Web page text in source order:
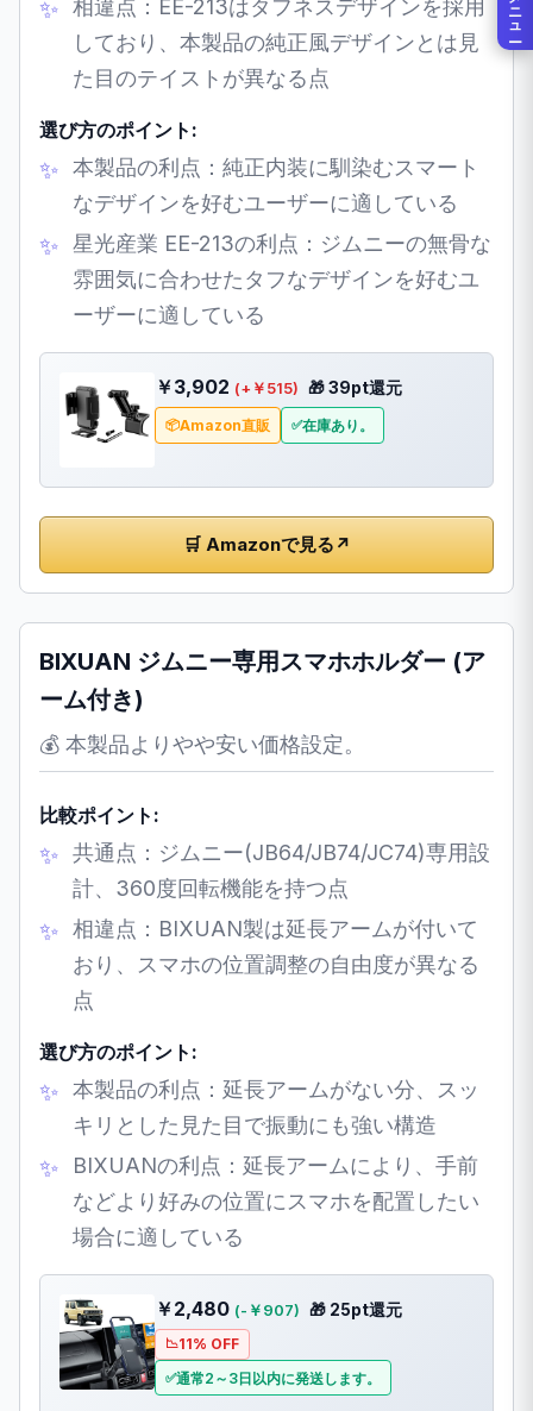
相違点：EE-213はタフネスデザインを採用
しており、本製品の純正風デザインとは見
た目のテイストが異なる点
選び方のポイント:
本製品の利点：純正内装に馴染むスマート
なデザインを好むユーザーに適している
星光産業 EE-213の利点：ジムニーの無骨な
雰囲気に合わせたタフなデザインを好むユ
ーザーに適している
￥3,902 (+￥515) 🎁 39pt還元
Amazon直販 在庫あり。
🛒 Amazonで見る ↗
BIXUAN ジムニー専用スマホホルダー (ア
ーム付き)
💰 本製品よりやや安い価格設定。
比較ポイント:
共通点：ジムニー(JB64/JB74/JC74)専用設
計、360度回転機能を持つ点
相違点：BIXUAN製は延長アームが付いて
おり、スマホの位置調整の自由度が異なる
点
選び方のポイント:
本製品の利点：延長アームがない分、スッ
キリとした見た目で振動にも強い構造
BIXUANの利点：延長アームにより、手前
などより好みの位置にスマホを配置したい
場合に適している
￥2,480 (-￥907) 🎁 25pt還元
11% OFF
通常2～3日以内に発送します。